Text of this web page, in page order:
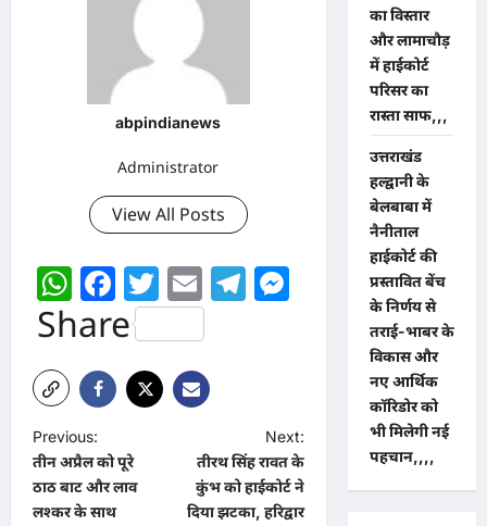
abpindianews
Administrator
View All Posts
WhatsApp
Facebook
Twitter
EmailTelegram
Messenger
Share
P
o
s
Previous:
तीन अप्रैल को पूरे
ठाठ बाट और लाव
लश्कर के साथ
Next:
तीरथ सिंह रावत के
कुंभ को हाईकोर्ट ने
दिया झटका, हरिद्वार
का विस्तार
और लामाचौड़
में हाईकोर्ट
परिसर का
रास्ता साफ,,,
उत्तराखंड
हल्द्वानी के
बेलबाबा में
नैनीताल
हाईकोर्ट की
प्रस्तावित बेंच
के निर्णय से
तराई-भाबर के
विकास और
नए आर्थिक
कॉरिडोर को
भी मिलेगी नई
पहचान,,,,